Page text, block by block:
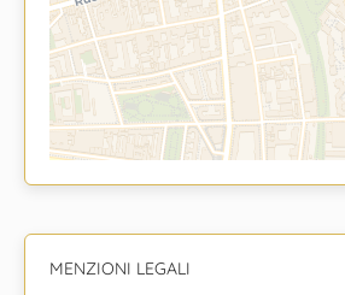
MENZIONI LEGALI